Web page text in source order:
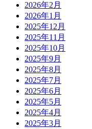
2026年2月
2026年1月
2025年12月
2025年11月
2025年10月
2025年9月
2025年8月
2025年7月
2025年6月
2025年5月
2025年4月
2025年3月